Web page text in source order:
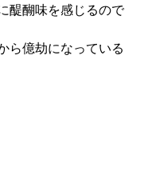
醍醐味を感じるので
ら億劫になっている